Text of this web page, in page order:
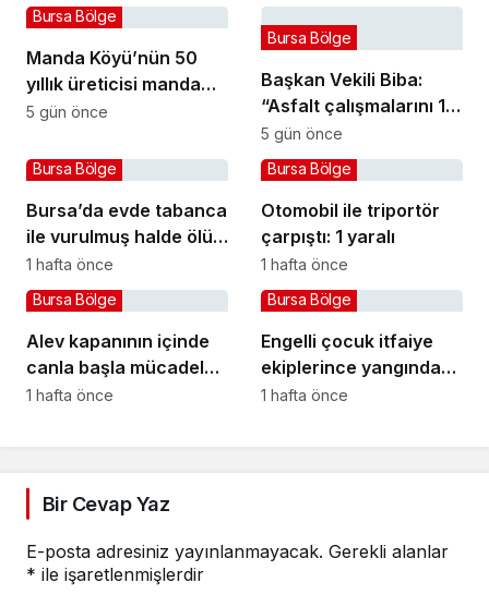
Manda Köyü’nün 50
yıllık üreticisi manda
sucuğu ve yoğurduyla
Bursa Bölge
5 gün önce
Başkan Vekili Biba:
“Asfalt çalışmalarını 12
kat artırdık”
Bursa Bölge
5 gün önce
Bursa’da evde tabanca
ile vurulmuş halde ölü
bulundu
Bursa Bölge
1 hafta önce
Otomobil ile triportör
çarpıştı: 1 yaralı
Bursa Bölge
1 hafta önce
Alev kapanının içinde
canla başla mücadele
ettiler:
Bursa Bölge
1 hafta önce
Engelli çocuk itfaiye
ekiplerince yangından
kurtarıldı
Bursa Bölge
1 hafta önce
Bir Cevap Yaz
E-posta adresiniz yayınlanmayacak. Gerekli alanlar
* ile işaretlenmişlerdir